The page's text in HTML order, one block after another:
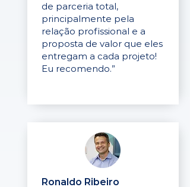
de parceria total,
principalmente pela
relação profissional e a
proposta de valor que eles
entregam a cada projeto!
Eu recomendo.”
Ronaldo Ribeiro